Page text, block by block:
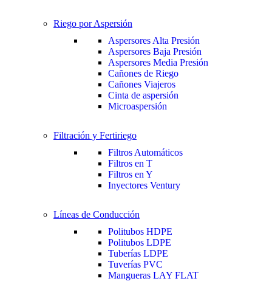
Riego por Aspersión
Aspersores Alta Presión
Aspersores Baja Presión
Aspersores Media Presión
Cañones de Riego
Cañones Viajeros
Cinta de aspersión
Microaspersión
Filtración y Fertiriego
Filtros Automáticos
Filtros en T
Filtros en Y
Inyectores Ventury
Líneas de Conducción
Politubos HDPE
Politubos LDPE
Tuberías LDPE
Tuverías PVC
Mangueras LAY FLAT